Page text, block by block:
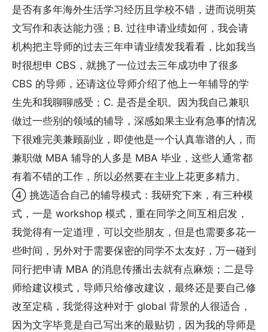
是否有多年海外生活学习经历且学校不错，进而说明英
文写作和表达能力强；B. 过往申请业绩如何，我会请
机构把主导师的过去三年申请业绩发我看看，比如我当
时很想申 CBS，就挑了一位过去三年成功申了很多
CBS 的导师，还请这位导师介绍了他上一年辅导的学
生先和我聊聊感受；C. 是否是全职。因为我自己兼职
做过一些别的领域的辅导，深感如果主业有急事的情况
下很难完美兼顾副业，即使他是一个认真靠谱的人，而
兼职做 MBA 辅导的人多是 MBA 毕业，这些人通常都
有着不错的工作，所以必然要在主业上花更多精力。
④ 挑选适合自己的辅导模式：我研究下来，有三种模
式，一是 workshop 模式，重在同学之间互相启发，
我觉得有一定道理，可以交些朋友，但是也需要多花一
些时间，另外对于需要保密的同学不太友好，万一碰到
同行把申请 MBA 的消息传播出去就有点麻烦；二是导
师给建议模式，导师只给修改建议，最终还是要自己修
改至定稿，我觉得这种对于 global 背景的人很适合，
因为文字毕竟是自己写出来的最贴切，因为我的导师是